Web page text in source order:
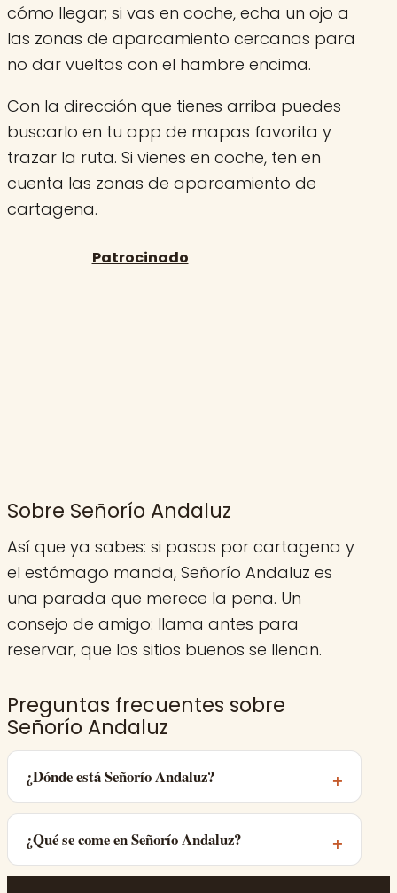
cómo llegar; si vas en coche, echa un ojo a
las zonas de aparcamiento cercanas para
no dar vueltas con el hambre encima.
Con la dirección que tienes arriba puedes
buscarlo en tu app de mapas favorita y
trazar la ruta. Si vienes en coche, ten en
cuenta las zonas de aparcamiento de
cartagena.
Sobre Señorío Andaluz
Así que ya sabes: si pasas por cartagena y
el estómago manda, Señorío Andaluz es
una parada que merece la pena. Un
consejo de amigo: llama antes para
reservar, que los sitios buenos se llenan.
Preguntas frecuentes sobre
Señorío Andaluz
¿Dónde está Señorío Andaluz?
¿Qué se come en Señorío Andaluz?